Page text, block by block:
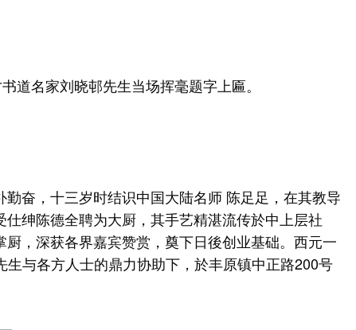
道名家刘晓邨先生当场挥毫题字上匾。
奋，十三岁时结识中国大陆名师 陈足足，在其教导
绅陈德全聘为大厨，其手艺精湛流传於中上层社
，深获各界嘉宾赞赏，奠下日後创业基础。西元一
与各方人士的鼎力协助下，於丰原镇中正路200号